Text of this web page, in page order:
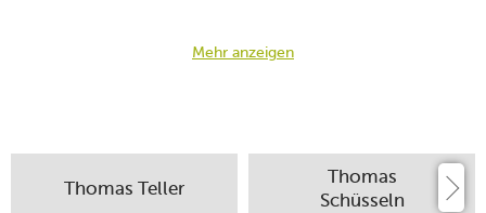
Mehr anzeigen
Thomas Teller
Thomas
Schüsseln